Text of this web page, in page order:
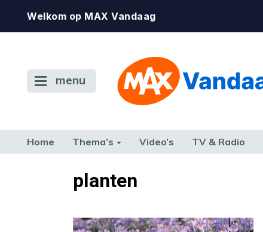
Welkom op MAX Vandaag
menu
Home Thema’s Video’s TV & Radio
TERUG NAAR TOENplanten